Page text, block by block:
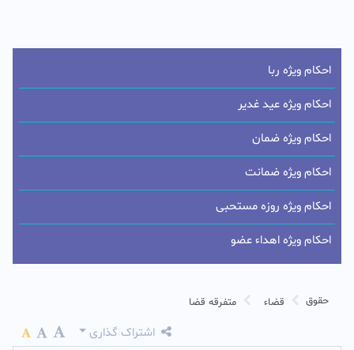
حقوق قضاء متفرقه قضا
اشتراک گذاری
احکام ویژه ربا
احکام ویژه عید غدیر
احکام ویژه ضمان
احکام ویژه ضمانت
احکام ویژه روزه مستحبی
احکام ویژه اهداء عضو